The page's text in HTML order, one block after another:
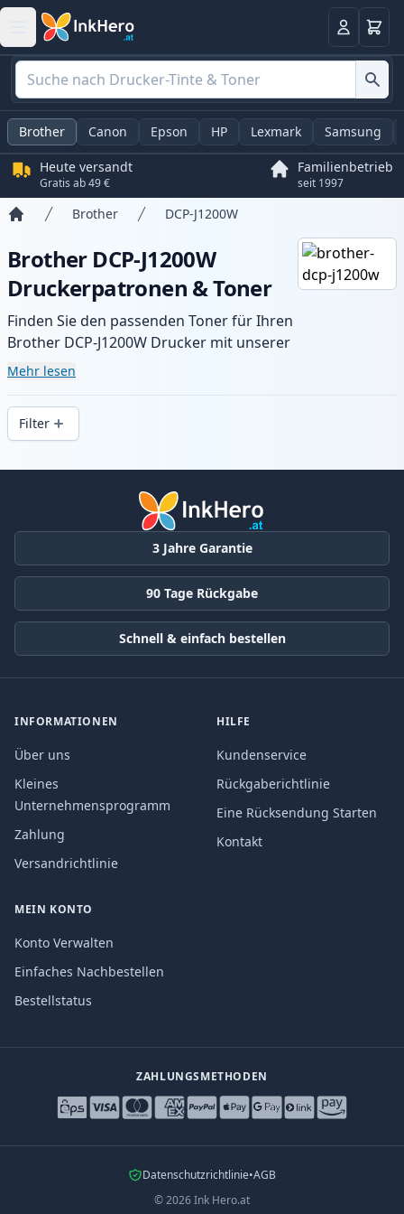
Anmelden
Brother Canon Epson HP Lexmark Samsung
Heute versandt
Gratis ab 49 €
Familienbetrieb
seit 1997
Brother DCP-J1200W
Brother DCP-J1200W
Druckerpatronen & Toner
Finden Sie den passenden Toner für Ihren
Brother DCP-J1200W Drucker mit unserer
Auswahl an kompatiblen und XL-Patronen.
Druckqualität und schnellem Versand aus
lokalem Lager in .
Mehr lesen
Filter
Produkte
3 Jahre Garantie
90 Tage Rückgabe
Schnell & einfach bestellen
INFORMATIONEN
Über uns
Kleines
Unternehmensprogramm
Zahlung
Versandrichtlinie
HILFE
Kundenservice
Rückgaberichtlinie
Eine Rücksendung Starten
Kontakt
MEIN KONTO
Konto Verwalten
Einfaches Nachbestellen
Bestellstatus
ZAHLUNGSMETHODEN
Datenschutzrichtlinie•AGB
©2026Ink Hero.at